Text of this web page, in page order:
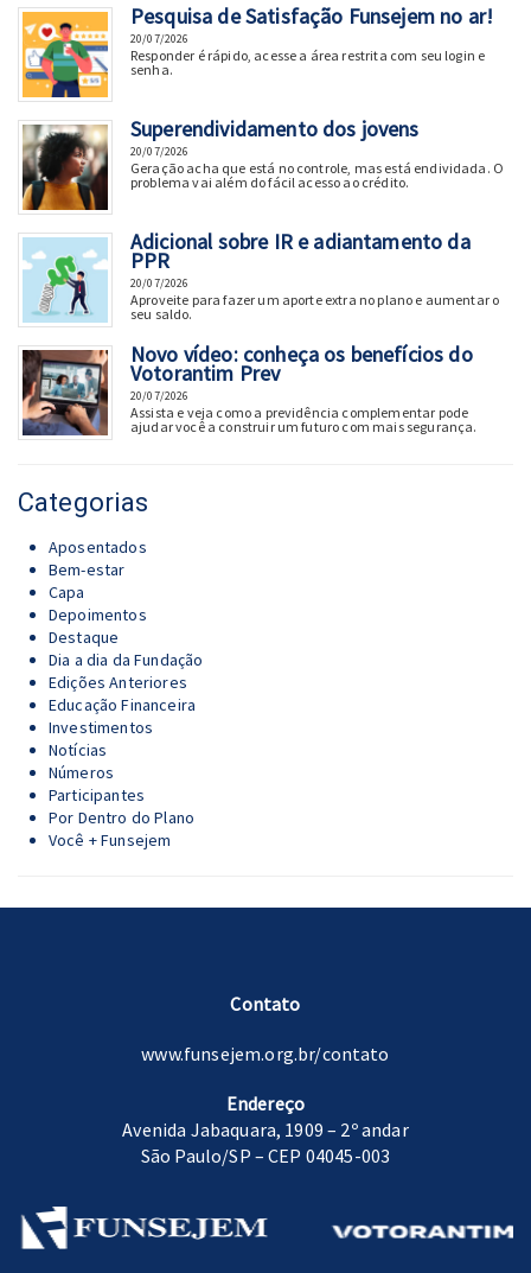
Pesquisa de Satisfação Funsejem no ar!
20/07/2026
Responder é rápido, acesse a área restrita com seu login e
senha.
Superendividamento dos jovens
20/07/2026
Geração acha que está no controle, mas está endividada. O
problema vai além do fácil acesso ao crédito.
Adicional sobre IR e adiantamento da
PPR
20/07/2026
Aproveite para fazer um aporte extra no plano e aumentar o
seu saldo.
Novo vídeo: conheça os benefícios do
Votorantim Prev
20/07/2026
Assista e veja como a previdência complementar pode
ajudar você a construir um futuro com mais segurança.
Categorias
Aposentados
Bem-estar
Capa
Depoimentos
Destaque
Dia a dia da Fundação
Edições Anteriores
Educação Financeira
Investimentos
Notícias
Números
Participantes
Por Dentro do Plano
Você + Funsejem
Contato
www.funsejem.org.br/contato
Endereço
Avenida Jabaquara, 1909 – 2º andar
São Paulo/SP – CEP 04045-003